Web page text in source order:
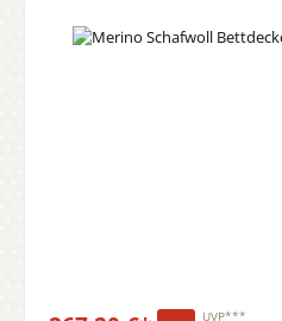
Bildergalerie überspringen
UVP***